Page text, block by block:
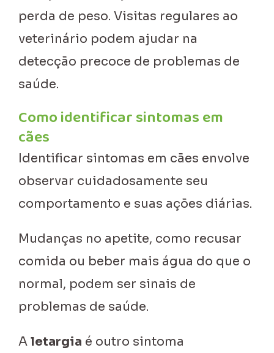
perda de peso. Visitas regulares ao
veterinário podem ajudar na
detecção precoce de problemas de
saúde.
Como identificar sintomas em
cães
Identificar sintomas em cães envolve
observar cuidadosamente seu
comportamento e suas ações diárias.
Mudanças no apetite, como recusar
comida ou beber mais água do que o
normal, podem ser sinais de
problemas de saúde.
A letargia é outro sintoma